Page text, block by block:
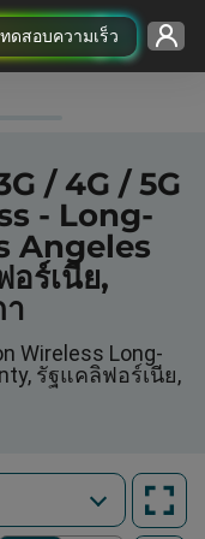
ทดสอบความเร็ว
/ 4G / 5G
- Long-
Angeles
ร์เนีย,
Wireless Long-
รัฐแคลิฟอร์เนีย,